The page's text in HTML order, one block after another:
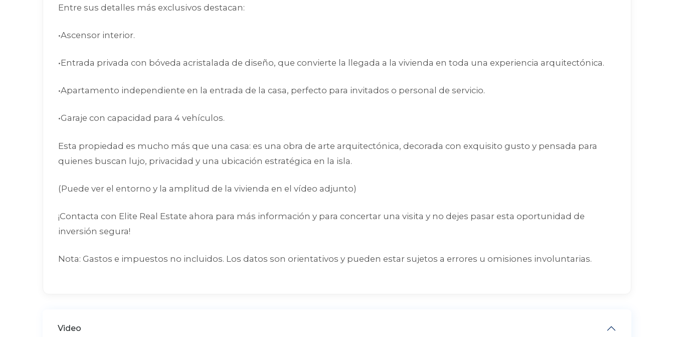
Entre sus detalles más exclusivos destacan:
•Ascensor interior.
•Entrada privada con bóveda acristalada de diseño, que convierte la llegada a la vivienda en toda una experiencia arquitectónica.
•Apartamento independiente en la entrada de la casa, perfecto para invitados o personal de servicio.
•Garaje con capacidad para 4 vehículos.
Esta propiedad es mucho más que una casa: es una obra de arte arquitectónica, decorada con exquisito gusto y pensada para
quienes buscan lujo, privacidad y una ubicación estratégica en la isla.
(Puede ver el entorno y la amplitud de la vivienda en el vídeo adjunto)
¡Contacta con Elite Real Estate ahora para más información y para concertar una visita y no dejes pasar esta oportunidad de
inversión segura!
Nota: Gastos e impuestos no incluidos. Los datos son orientativos y pueden estar sujetos a errores u omisiones involuntarias.
Video